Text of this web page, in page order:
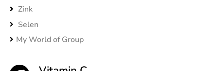
Zink
Selen
My World of Group